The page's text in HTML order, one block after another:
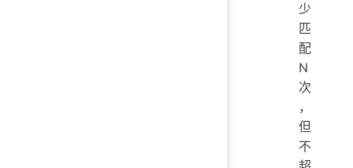
少
匹
配
N
次
，
但
不